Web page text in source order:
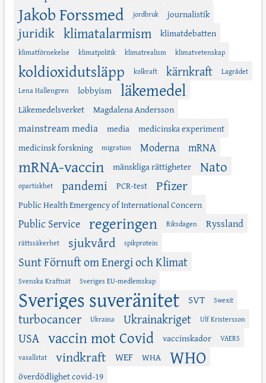
Jakob Forssmed jordbruk journalistik
juridik klimatalarmism klimatdebatten
klimatförnekelse klimatpolitik klimatrealism klimatvetenskap
koldioxidutsläpp kolkraft kärnkraft
Lagrådet
Lena Hallengren
lobbyism läkemedel
Läkemedelsverket Magdalena Andersson
mainstream media media
medicinska experiment
medicinsk forskning
migration Moderna mRNA
mRNA-vaccin mänskliga rättigheter Nato
opartiskhet pandemi PCR-test Pfizer
Public Health Emergency of International Concern
Public Service regeringen Riksdagen Ryssland
rättssäkerhet sjukvård spikprotein
Sunt Förnuft om Energi och Klimat
Svenska Kraftnät Sveriges EU-medlemskap
Sveriges suveränitet SVT Swexit
turbocancer Ukraina Ukrainakriget Ulf Kristersson
USA vaccin mot Covid vaccinskador
VAERS
vasallstat
vindkraft WEF WHA WHO
överdödlighet covid-19